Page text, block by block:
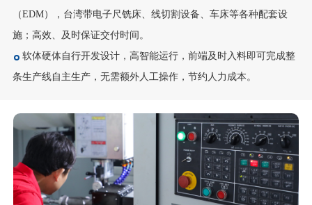
（EDM），台湾带电子尺铣床、线切割设备、车床等各种配套设
施；高效、及时保证交付时间。
软体硬体自行开发设计，高智能运行，前端及时入料即可完成整
条生产线自主生产，无需额外人工操作，节约人力成本。